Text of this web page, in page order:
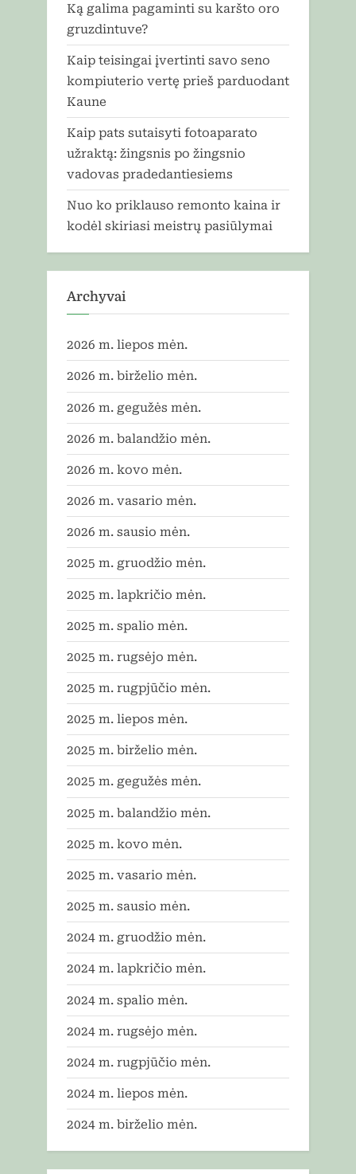
Ką galima pagaminti su karšto oro
gruzdintuve?
Kaip teisingai įvertinti savo seno
kompiuterio vertę prieš parduodant
Kaune
Kaip pats sutaisyti fotoaparato
užraktą: žingsnis po žingsnio
vadovas pradedantiesiems
Nuo ko priklauso remonto kaina ir
kodėl skiriasi meistrų pasiūlymai
Archyvai
2026 m. liepos mėn.
2026 m. birželio mėn.
2026 m. gegužės mėn.
2026 m. balandžio mėn.
2026 m. kovo mėn.
2026 m. vasario mėn.
2026 m. sausio mėn.
2025 m. gruodžio mėn.
2025 m. lapkričio mėn.
2025 m. spalio mėn.
2025 m. rugsėjo mėn.
2025 m. rugpjūčio mėn.
2025 m. liepos mėn.
2025 m. birželio mėn.
2025 m. gegužės mėn.
2025 m. balandžio mėn.
2025 m. kovo mėn.
2025 m. vasario mėn.
2025 m. sausio mėn.
2024 m. gruodžio mėn.
2024 m. lapkričio mėn.
2024 m. spalio mėn.
2024 m. rugsėjo mėn.
2024 m. rugpjūčio mėn.
2024 m. liepos mėn.
2024 m. birželio mėn.